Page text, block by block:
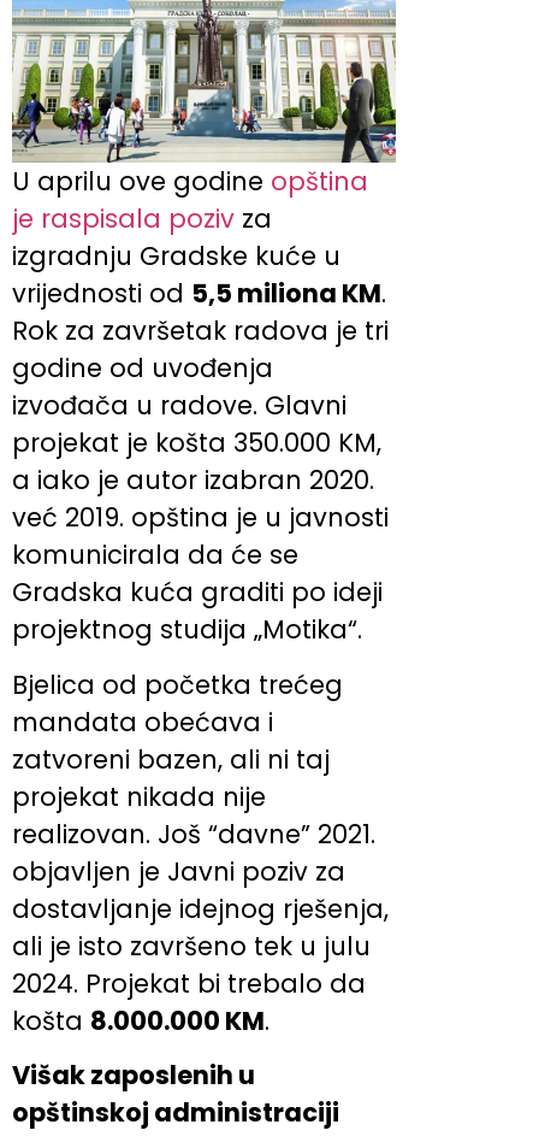
U aprilu ove godine opština
je raspisala poziv za
izgradnju Gradske kuće u
vrijednosti od 5,5 miliona KM.
Rok za završetak radova je tri
godine od uvođenja
izvođača u radove. Glavni
projekat je košta 350.000 KM,
a iako je autor izabran 2020.
već 2019. opština je u javnosti
komunicirala da će se
Gradska kuća graditi po ideji
projektnog studija „Motika“.
Bjelica od početka trećeg
mandata obećava i
zatvoreni bazen, ali ni taj
projekat nikada nije
realizovan. Još “davne” 2021.
objavljen je Javni poziv za
dostavljanje idejnog rješenja,
ali je isto završeno tek u julu
2024. Projekat bi trebalo da
košta 8.000.000 KM.
Višak zaposlenih u
opštinskoj administraciji